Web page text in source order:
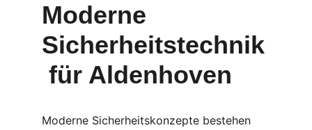
Moderne
Sicherheitstechnik
für Aldenhoven
Moderne Sicherheitskonzepte bestehen